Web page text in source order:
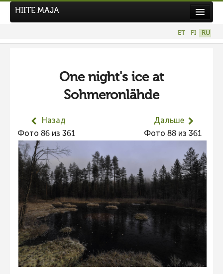
Hiite kuvavõistlus 2026
ПРЕДЫДУЩИЕ КОНКУРСЫ
Не учитываются 2025
Видео 2025
Фотоконкурс 2024
Не учитываются 2024
Видео 2024
Фотоконкурс 2023
Не учитываются 2023
Видео 2023
Фотоконкурс 2022
HIITE MAJA
ET FI RU
One night's ice at
Sohmeronlähde
Назад
Фото 86 из 361
Дальше
Фото 88 из 361